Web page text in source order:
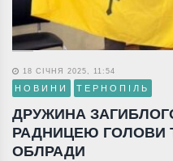
18 СІЧНЯ 2025, 11:54
НОВИНИ ТЕРНОПІЛЬ
ДРУЖИНА
РАДНИЦЕЮ ГОЛОВИ
ОБЛРАДИ